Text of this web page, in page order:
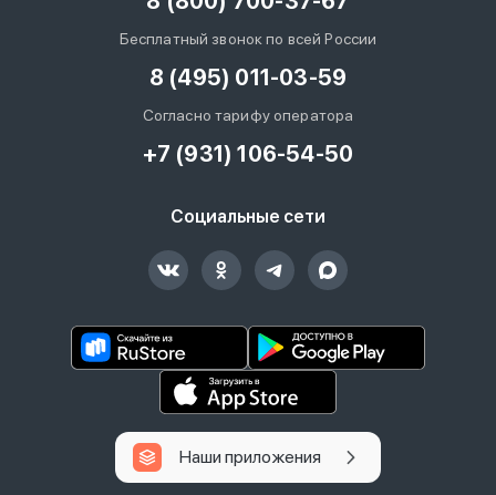
Бесплатный звонок по всей России
8 (495) 011-03-59
Согласно тарифу оператора
+7 (931) 106-54-50
Социальные сети
Наши приложения